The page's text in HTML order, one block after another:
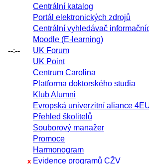
--:--
Centrální katalog
Portál elektronických zdrojů
Centrální vyhledávač
Moodle (E-learning)
UK Forum
UK Point
Centrum Carolina
Platforma doktorského studia
Klub Alumni
Evropská univerzitní aliance
Přehled školitelů
Souborový manažer
Promoce
Harmonogram
x Evidence programů CŽV